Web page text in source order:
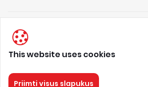
Privacy Policy
About us
This website uses cookies
Priimti visus slapukus